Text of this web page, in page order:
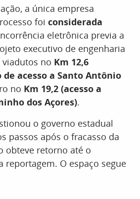
a única empresa
foi considerada
eletrônica previa a
executivo de engenharia
viadutos no Km 12,6
acesso a Santo Antônio
no Km 19,2 (acesso a
dos Açores).
o governo estadual
passos após o fracasso da
obteve retorno até o
reportagem. O espaço segue